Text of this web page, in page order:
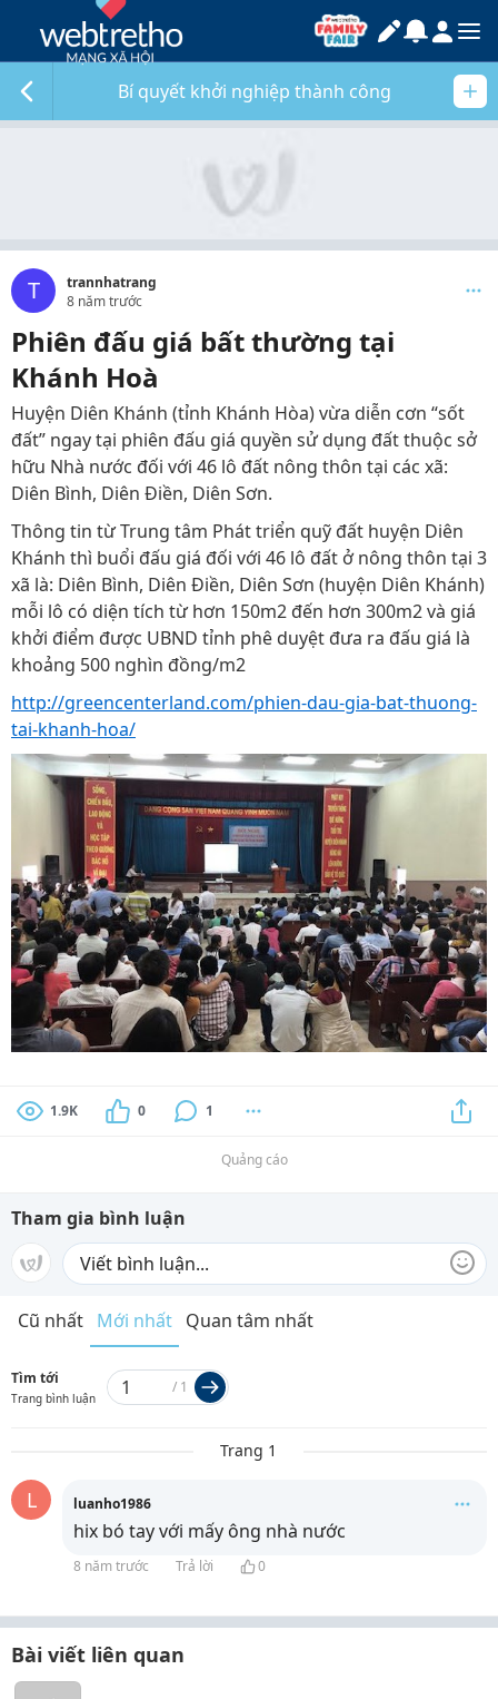
Bí quyết khởi nghiệp thành công
T
trannhatrang
8 năm trước
Phiên đấu giá bất thường tại
Khánh Hoà
Huyện Diên Khánh (tỉnh Khánh Hòa) vừa diễn cơn “sốt
đất” ngay tại phiên đấu giá quyền sử dụng đất thuộc sở
hữu Nhà nước đối với 46 lô đất nông thôn tại các xã:
Diên Bình, Diên Điền, Diên Sơn.
Thông tin từ Trung tâm Phát triển quỹ đất huyện Diên
Khánh thì buổi đấu giá đối với 46 lô đất ở nông thôn tại 3
xã là: Diên Bình, Diên Điền, Diên Sơn (huyện Diên Khánh)
mỗi lô có diện tích từ hơn 150m2 đến hơn 300m2 và giá
khởi điểm được UBND tỉnh phê duyệt đưa ra đấu giá là
khoảng 500 nghìn đồng/m2
http://greencenterland.com/phien-dau-gia-bat-thuong-
tai-khanh-hoa/
1.9K 0 1
Quảng cáo
Tham gia bình luận
Cũ nhất Mới nhất Quan tâm nhất
Tìm tới
Trang bình luận
/ 1
Trang 1
L luanho1986
hix bó tay với mấy ông nhà nước
8 năm trước Trả lời 0
Bài viết liên quan